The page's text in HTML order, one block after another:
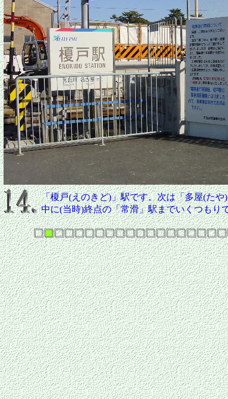
「榎戸(えのきど)」駅です。次は「多屋(たや
中に(当時)終点の「常滑」駅までいくつもり